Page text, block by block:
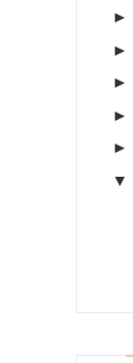
►
►
►
►
►
▼